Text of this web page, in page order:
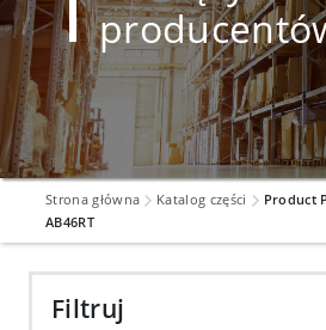
Strona główna Katalog części
Product
AB46RT
Filtruj